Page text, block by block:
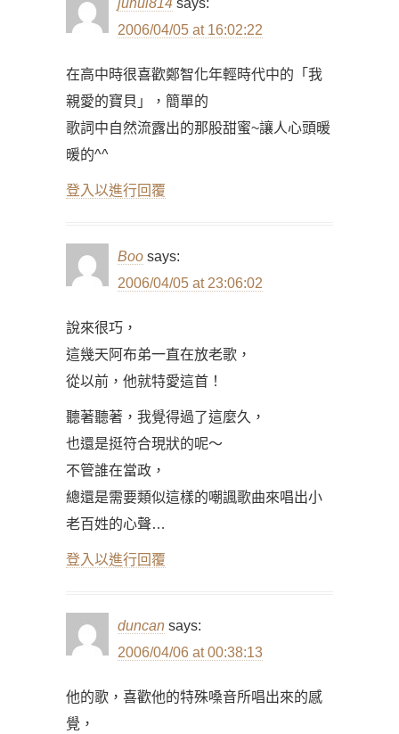
juhui814 says:
2006/04/05 at 16:02:22
在高中時很喜歡鄭智化年輕時代中的「我
親愛的寶貝」，簡單的
歌詞中自然流露出的那股甜蜜~讓人心頭暖
暖的^^
登入以進行回覆
Boo says:
2006/04/05 at 23:06:02
說來很巧，
這幾天阿布弟一直在放老歌，
從以前，他就特愛這首！
聽著聽著，我覺得過了這麼久，
也還是挺符合現狀的呢～
不管誰在當政，
總還是需要類似這樣的嘲諷歌曲來唱出小
老百姓的心聲…
登入以進行回覆
duncan says:
2006/04/06 at 00:38:13
他的歌，喜歡他的特殊嗓音所唱出來的感
覺，